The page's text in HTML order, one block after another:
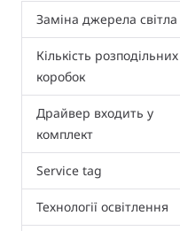
Заміна джерела світла
Кількість розподільних
коробок
Драйвер входить у
комплект
Service tag
Технології освітлення